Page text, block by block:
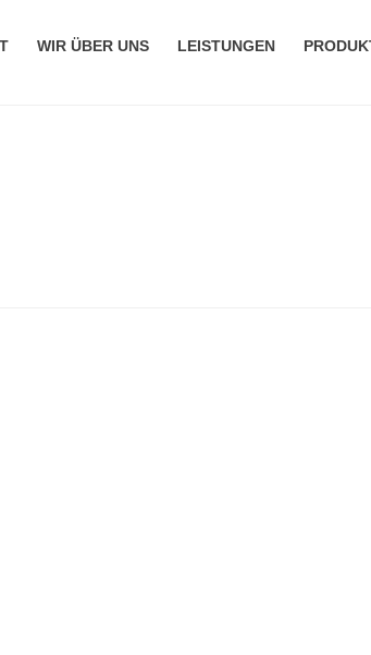
WIR ÜBER UNS LEISTUNGEN